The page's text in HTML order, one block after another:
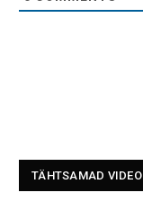
TÄHTSAMAD